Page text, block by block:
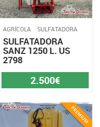
AGRÍCOLA SULFATADORA
SULFATADORA
SANZ 1250 L. US
2798
2.500€